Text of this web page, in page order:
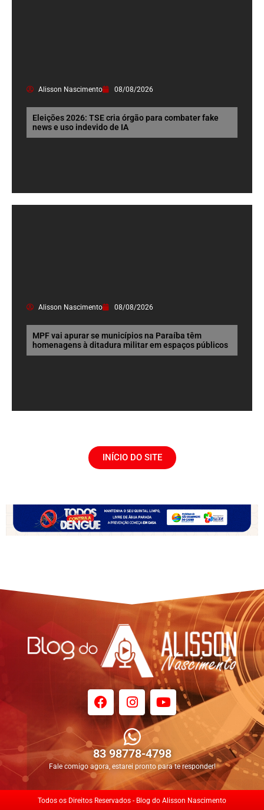
Alisson Nascimento 08/08/2026
Eleições 2026: TSE cria órgão para combater fake
news e uso indevido de IA
Alisson Nascimento 08/08/2026
MPF vai apurar se municípios na Paraíba têm
homenagens à ditadura militar em espaços públicos
INÍCIO DO SITE
83 98778-4798
Fale comigo agora, estarei pronto para te responder!
Todos os Direitos Reservados - Blog do Alisson Nascimento